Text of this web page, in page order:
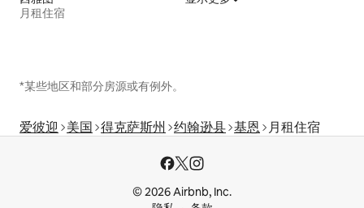
月租住宿
*某些地区和部分房源或有例外。
爱彼迎 美国 得克萨斯州 约翰逊县 基恩 月租住宿
© 2026 Airbnb, Inc.